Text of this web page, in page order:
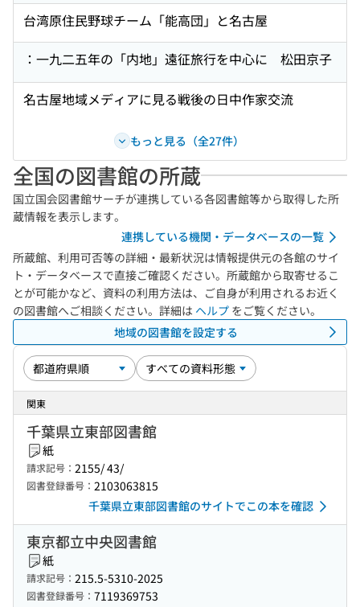
台湾原住民野球チーム「能高団」と名古屋
：一九二五年の「内地」遠征旅行を中心に 松田京子
名古屋地域メディアに見る戦後の日中作家交流
もっと見る（全27件）
全国の図書館の所蔵
国立国会図書館サーチが連携している各図書館等から取得した所
蔵情報を表示します。
連携している機関・データベースの一覧
所蔵館、利用可否等の詳細・最新状況は情報提供元の各館のサイ
ト・データベースで直接ご確認ください。所蔵館から取寄せるこ
とが可能かなど、資料の利用方法は、ご自身が利用されるお近く
の図書館へご相談ください。詳細は ヘルプ をご覧ください。
地域の図書館を設定する
関東
千葉県立東部図書館
紙
請求記号： 2155/ 43/
図書登録番号： 2103063815
千葉県立東部図書館のサイトでこの本を確認
東京都立中央図書館
紙
請求記号： 215.5-5310-2025
図書登録番号： 7119369753